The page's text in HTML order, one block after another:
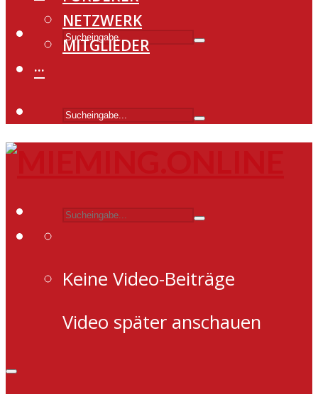
NETZWERK
MITGLIEDER
···
Keine Video-Beiträge
Video später anschauen